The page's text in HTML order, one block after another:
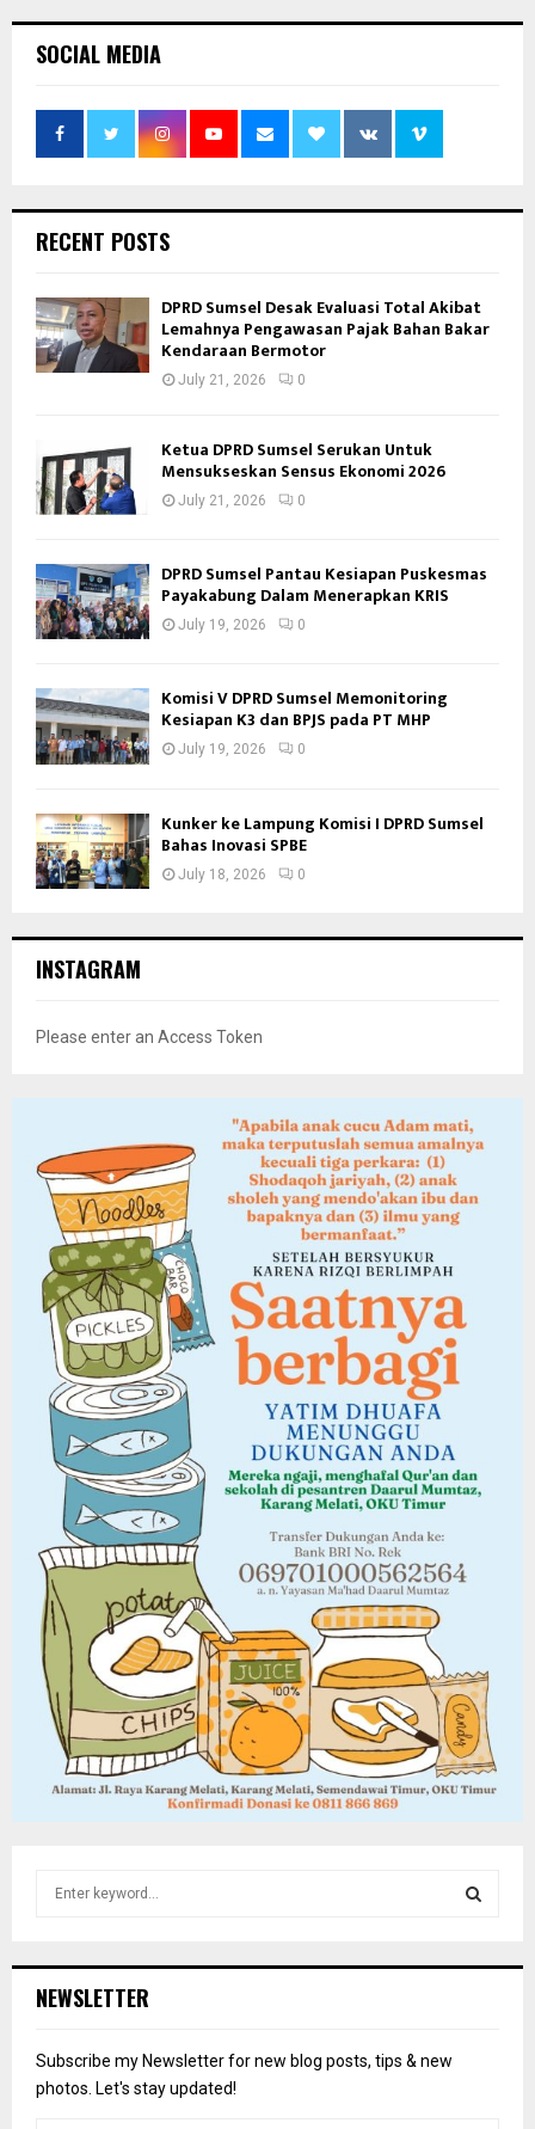
SOCIAL MEDIA
RECENT POSTS
DPRD Sumsel Desak Evaluasi Total Akibat
Lemahnya Pengawasan Pajak Bahan Bakar
Kendaraan Bermotor
July 21, 2026 0
Ketua DPRD Sumsel Serukan Untuk
Mensukseskan Sensus Ekonomi 2026
July 21, 2026 0
DPRD Sumsel Pantau Kesiapan Puskesmas
Payakabung Dalam Menerapkan KRIS
July 19, 2026 0
Komisi V DPRD Sumsel Memonitoring
Kesiapan K3 dan BPJS pada PT MHP
July 19, 2026 0
Kunker ke Lampung Komisi I DPRD Sumsel
Bahas Inovasi SPBE
July 18, 2026 0
INSTAGRAM
Please enter an Access Token
h
o
r
NEWSLETTER
Subscribe my Newsletter for new blog posts, tips & new
photos. Let's stay updated!